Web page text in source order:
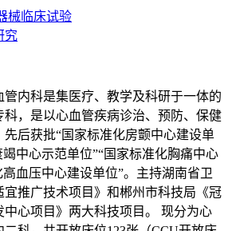
械临床试验
究
内科是集医疗、教学及科研于一体的
，是以心血管疾病诊治、预防、保健
后获批“国家标准化房颤中心建设单
中心示范单位”“国家标准化胸痛中心
血压中心建设单位”。主持湖南省卫
推广技术项目》和郴州市科技局《冠
中心项目》两大科技项目。 现分为心